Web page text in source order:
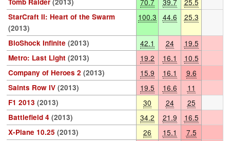
StarCraft II: Heart of the Swarm
(2013)
100.3 44.6 25.3
BioShock Infinite (2013) 42.1 24 19.5
Metro: Last Light (2013) 19.2 16.1 10.5
Company of Heroes 2 (2013) 15.9 16.1 9.6
Saints Row IV (2013) 19.5 16.6 11
F1 2013 (2013) 30 24 25
Battlefield 4 (2013) 34.2 21.9 16.5
X-Plane 10.25 (2013) 26 15.1 7.5